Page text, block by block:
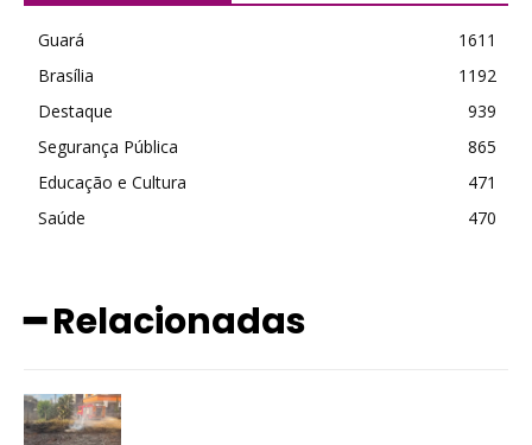
Guará
1611
Brasília
1192
Destaque
939
Segurança Pública
865
Educação e Cultura
471
Saúde
470
━ Relacionadas